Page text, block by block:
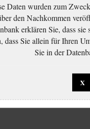
Daten wurden zum
den Nachkommen
erklären Sie, dass sie
dass Sie allein für Ihren
Sie in der
X